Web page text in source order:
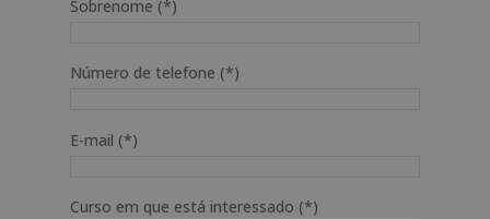
Sobrenome (*)
Número de telefone (*)
E-mail (*)
Curso em que está interessado (*)